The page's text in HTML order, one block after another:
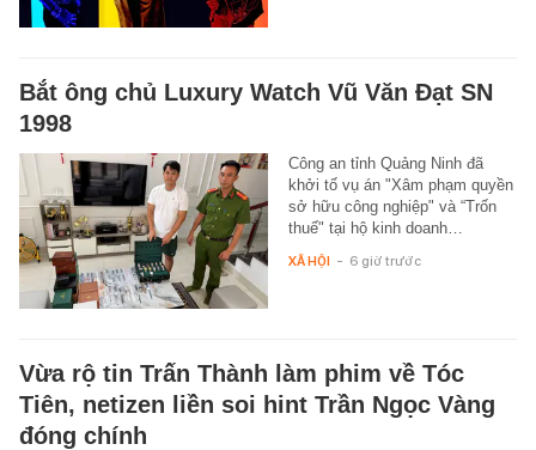
Bắt ông chủ Luxury Watch Vũ Văn Đạt SN
1998
Công an tỉnh Quảng Ninh đã
khởi tố vụ án "Xâm phạm quyền
sở hữu công nghiệp" và “Trốn
thuế" tại hộ kinh doanh…
XÃ HỘI - 6 giờ trước
Vừa rộ tin Trấn Thành làm phim về Tóc
Tiên, netizen liền soi hint Trần Ngọc Vàng
đóng chính